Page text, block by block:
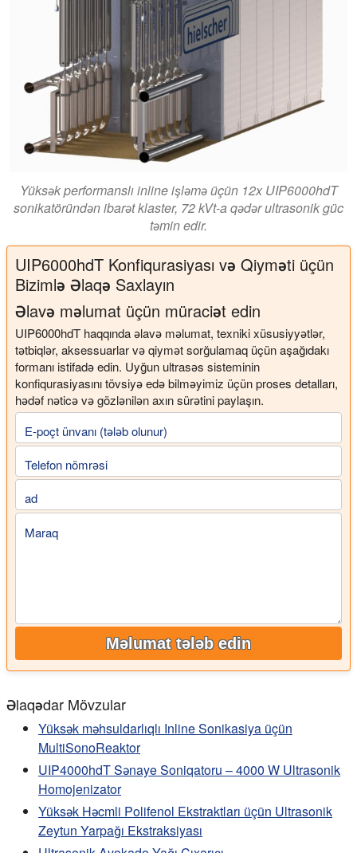
Yüksək performanslı inline işləmə üçün 12x UIP6000hdT
sonikatöründən ibarət klaster, 72 kVt-a qədər ultrasonik güc
təmin edir.
UIP6000hdT Konfiqurasiyası və Qiyməti üçün
Bizimlə Əlaqə Saxlayın
Əlavə məlumat üçün müraciət edin
UIP6000hdT haqqında əlavə məlumat, texniki xüsusiyyətlər,
tətbiqlər, aksessuarlar və qiymət sorğulamaq üçün aşağıdakı
formanı istifadə edin. Uyğun ultrasəs sisteminin
konfiqurasiyasını tövsiyə edə bilməyimiz üçün proses detalları,
hədəf nəticə və gözlənilən axın sürətini paylaşın.
E-poçt ünvanı (tələb olunur)
Telefon nömrəsi
ad
Maraq
Məlumat tələb edin
Əlaqədar Mövzular
Yüksək məhsuldarlıqlı Inline Sonikasiya üçün
MultiSonoReaktor
UIP4000hdT Sənaye Soniqatoru – 4000 W Ultrasonik
Homojenizator
Yüksək Həcmli Polifenol Ekstraktları üçün Ultrasonik
Zeytun Yarpağı Ekstraksiyası